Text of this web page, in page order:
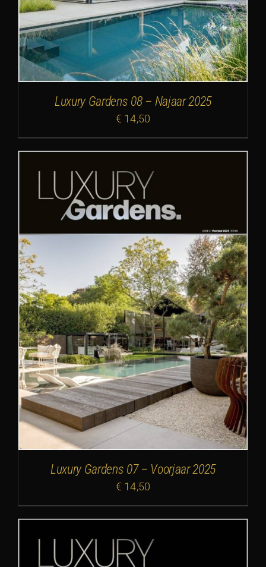
Luxury Gardens 08 – Najaar 2025
€ 14,50
Luxury Gardens 07 – Voorjaar 2025
€ 14,50